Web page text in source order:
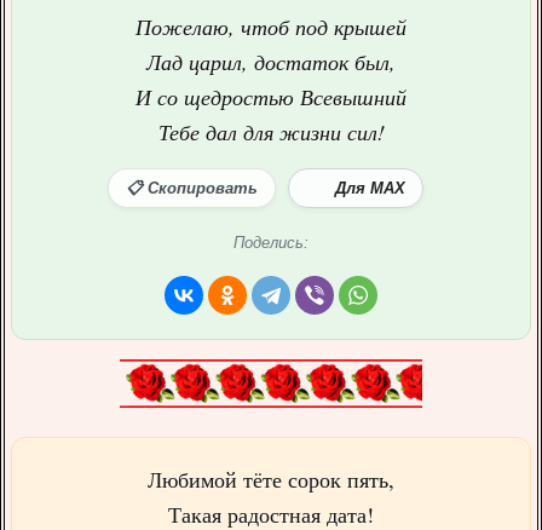
Пожелаю, чтоб под крышей
Лад царил, достаток был,
И со щедростью Всевышний
Тебе дал для жизни сил!
📋 Скопировать Для MAX
Поделись:
Любимой тёте сорок пять,
Такая радостная дата!